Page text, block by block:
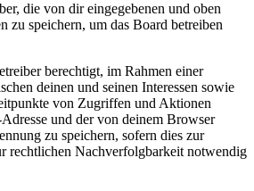
die von dir eingegebenen und oben
zu speichern, um das Board betreiben
berechtigt, im Rahmen einer
deinen und seinen Interessen sowie
von Zugriffen und Aktionen
und der von deinem Browser
zu speichern, sofern dies zur
rechtlichen Nachverfolgbarkeit notwendig